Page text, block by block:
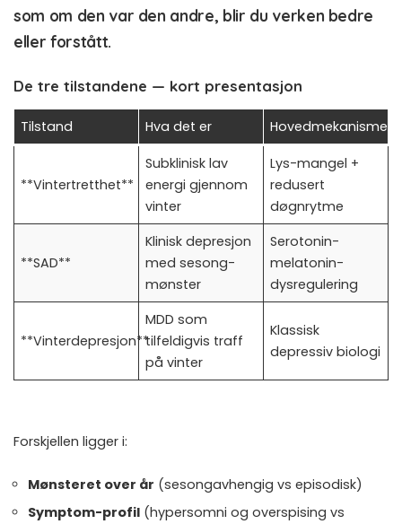
som om den var den andre, blir du verken bedre
eller forstått.
De tre tilstandene — kort presentasjon
Tilstand Hva det er Hovedmekanisme
**Vintertretthet**
Subklinisk lav
energi gjennom
vinter
Lys-mangel +
redusert
døgnrytme
**SAD**
Klinisk depresjon
med sesong-
mønster
Serotonin-
melatonin-
dysregulering
**Vinterdepresjon**
MDD som
tilfeldigvis traff
på vinter
Klassisk
depressiv biologi
Forskjellen ligger i:
Mønsteret over år (sesongavhengig vs episodisk)
Symptom-profil (hypersomni og overspising vs